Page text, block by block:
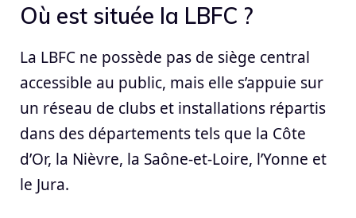
Où est située la LBFC ?
La LBFC ne possède pas de siège central
accessible au public, mais elle s’appuie sur
un réseau de clubs et installations répartis
dans des départements tels que la Côte
d’Or, la Nièvre, la Saône-et-Loire, l’Yonne et
le Jura.